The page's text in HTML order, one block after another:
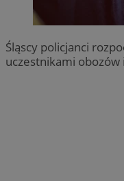
Śląscy policjanci
uczestnikami obozów